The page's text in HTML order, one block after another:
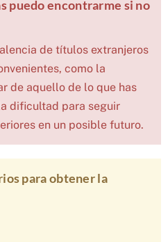
puedo encontrarme si no
de títulos extranjeros
como la
de aquello de lo que has
dificultad para seguir
en un posible futuro.
para obtener la